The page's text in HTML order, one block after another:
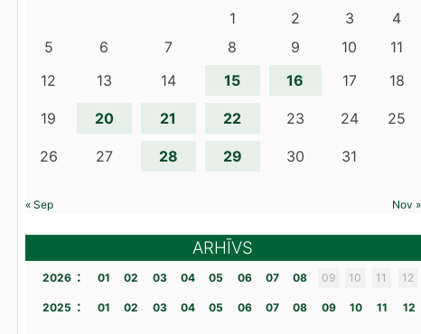
1 2 3
4
5
6 7 8 9 10
11
12
13 14 15 16 17 18
19 20 21 22 23 24 25
26 27 28 29 30 31
« Sep Nov »
ARHĪVS
2026 : 01 02 03 04 05 06 07 08 09 10 11 12
2025 : 01 02 03 04 05 06 07 08 09 10 11 12